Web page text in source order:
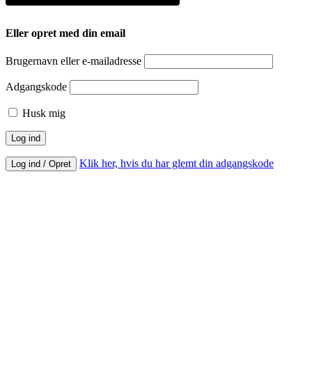
Eller opret med din email
Brugernavn eller e-mailadresse
Adgangskode
Husk mig
Log ind / Opret Klik her, hvis du har glemt din adgangskode